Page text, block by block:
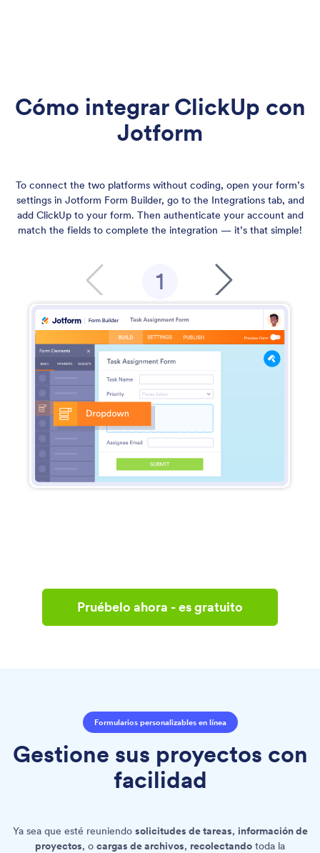
Cómo integrar ClickUp con
Jotform
To connect the two platforms without coding, open your form’s
settings in Jotform Form Builder, go to the Integrations tab, and
add ClickUp to your form. Then authenticate your account and
match the fields to complete the integration — it’s that simple!
1
Pruébelo ahora - es gratuito
Formularios personalizables en línea
Gestione sus proyectos con
facilidad
Ya sea que esté reuniendo solicitudes de tareas, información de
proyectos, o cargas de archivos, recolectando toda la